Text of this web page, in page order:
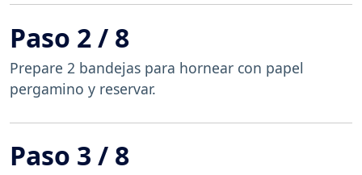
Paso 2 / 8
Prepare 2 bandejas para hornear con papel
pergamino y reservar.
Paso 3 / 8